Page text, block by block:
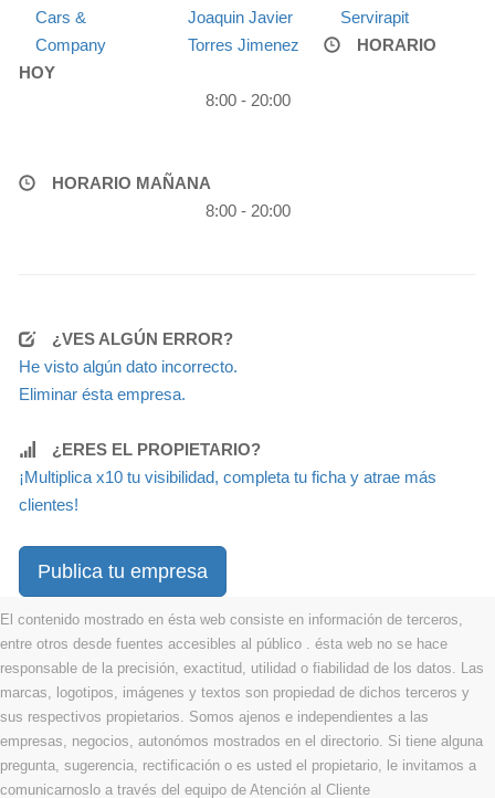
Cars &
Company
Joaquin Javier
Torres Jimenez
Servirapit
HORARIO
HOY
8:00 - 20:00
HORARIO MAÑANA
8:00 - 20:00
¿VES ALGÚN ERROR?
He visto algún dato incorrecto.
Eliminar ésta empresa.
¿ERES EL PROPIETARIO?
¡Multiplica x10 tu visibilidad, completa tu ficha y atrae más
clientes!
Publica tu empresa
El contenido mostrado en ésta web consiste en información de terceros,
entre otros desde fuentes accesibles al público . ésta web no se hace
responsable de la precisión, exactitud, utilidad o fiabilidad de los datos. Las
marcas, logotipos, imágenes y textos son propiedad de dichos terceros y
sus respectivos propietarios. Somos ajenos e independientes a las
empresas, negocios, autonómos mostrados en el directorio. Si tiene alguna
pregunta, sugerencia, rectificación o es usted el propietario, le invitamos a
comunicarnoslo a través del equipo de Atención al Cliente